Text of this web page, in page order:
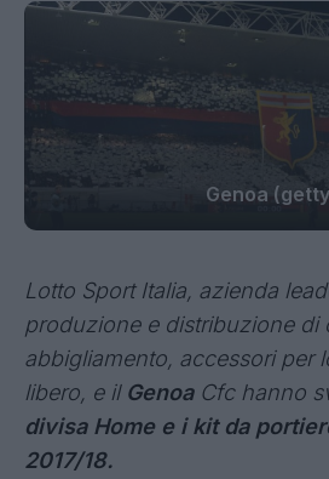
Genoa
Lotto Sport Italia, azienda
produzione e distribuzione di
abbigliamento, accessori per
libero, e il Genoa Cfc hanno
divisa Home e i kit da
2017/18.